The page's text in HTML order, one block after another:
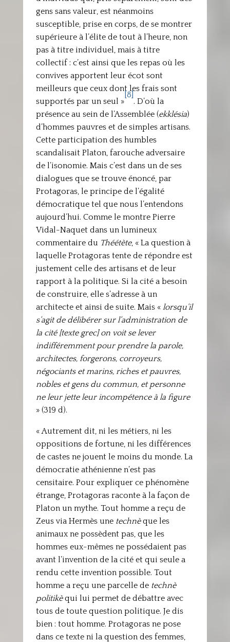
gens sans valeur, est néanmoins
susceptible, prise en corps, de se montrer
supérieure à l’élite de tout à l’heure, non
pas à titre individuel, mais à titre
collectif : c’est ainsi que les repas où les
convives apportent leur écot sont
meilleurs que ceux dont les frais sont
supportés par un seul »
[8]
. D’où la
présence au sein de l’Assemblée (ekklésia)
d’hommes pauvres et de simples artisans.
Cette participation des humbles
scandalisait Platon, farouche adversaire
de l’isonomie. Mais c’est dans un de ses
dialogues que se trouve énoncé, par
Protagoras, le principe de l’égalité
démocratique tel que nous l’entendons
aujourd’hui. Comme le montre Pierre
Vidal-Naquet dans un lumineux
commentaire du Théétète, « La question à
laquelle Protagoras tente de répondre est
justement celle des artisans et de leur
rapport à la politique. Si la cité a besoin
de construire, elle s’adresse à un
architecte et ainsi de suite. Mais « lorsqu’il
s’agit de délibérer sur l’administration de
la cité [texte grec] on voit se lever
indifféremment pour prendre la parole,
architectes, forgerons, corroyeurs,
négociants et marins, riches et pauvres,
nobles et gens du commun, et personne
ne leur jette leur incompétence à la figure
» (319 d).
« Autrement dit, ni les métiers, ni les
oppositions de fortune, ni les différences
de castes ne jouent le moins du monde. La
démocratie athénienne n’est pas
censitaire. Pour expliquer ce phénomène
étrange, Protagoras raconte à la façon de
Platon un mythe. Tout homme a reçu de
Zeus via Hermès une technèque les
animaux ne possèdent pas, que les
hommes eux-mêmes ne possédaient pas
avant l’invention de la cité et qui seule a
rendu cette invention possible. Tout
homme a reçu une parcelle de technè
politikèqui lui permet de débattre avec
tous de toute question politique. Je dis
bien : tout homme. Protagoras ne pose
dans ce texte ni la question des femmes,